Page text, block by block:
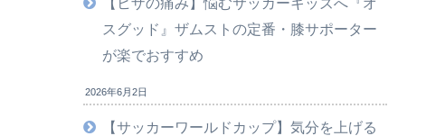
スグッド』ザムストの定番・膝サポーター
が楽でおすすめ
2026年6月2日
【サッカーワールドカップ】気分を上げる